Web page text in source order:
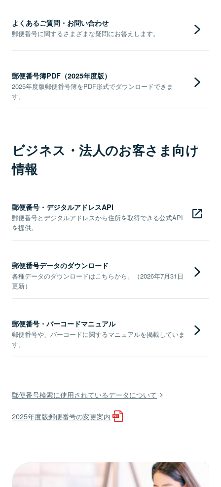
よくあるご質問・お問い合わせ
郵便番号に関するさまざまな疑問にお答えします。
郵便番号簿PDF（2025年度版）
2025年度版郵便番号簿をPDF形式でダウンロードできま
す。
ビジネス・法人のお客さま向け
情報
郵便番号・デジタルアドレスAPI
郵便番号とデジタルアドレスから住所を取得できる公式API
を提供。
郵便番号データのダウンロード
各種データのダウンロードはこちらから。（2026年7月31日
更新）
郵便番号・バーコードマニュアル
郵便番号や、バーコードに関するマニュアルを掲載していま
す。
郵便番号検索に使用されているデータについて
2025年度版郵便番号の変更案内